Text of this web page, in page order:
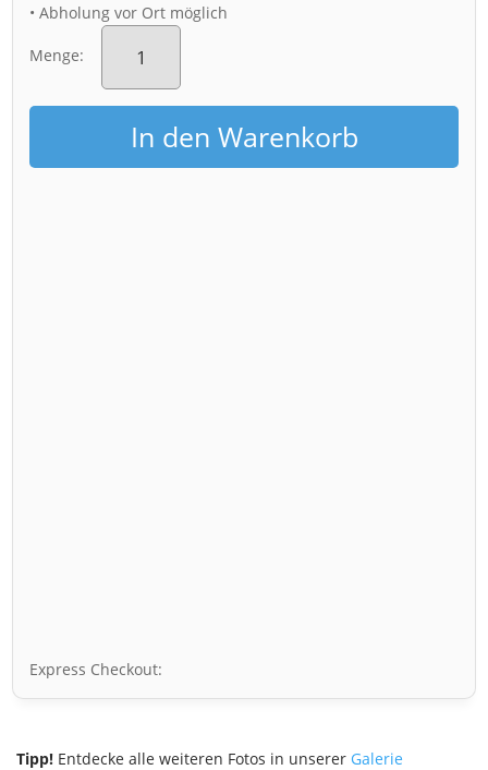
• Abholung vor Ort möglich
Menge:
Poster
(00614)
Zwinger
Regenbogen
MengeIn den Warenkorb
Express Checkout:
Tipp! Entdecke alle weiteren Fotos in unserer Galerie